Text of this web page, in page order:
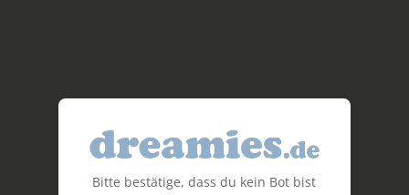
Bitte bestätige, dass du kein Bot bist